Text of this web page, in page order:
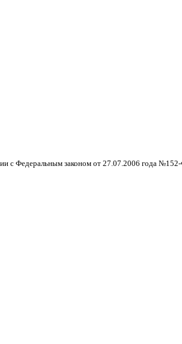
с Федеральным законом от 27.07.2006 года